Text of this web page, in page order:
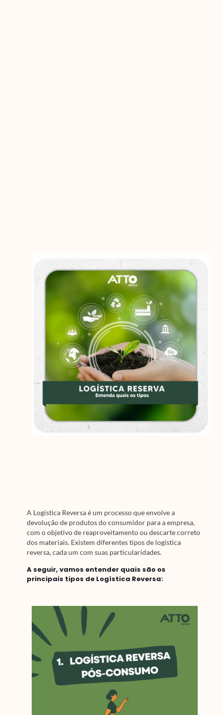
A Logística Reversa é um processo que envolve a
devolução de produtos do consumidor para a empresa,
com o objetivo de reaproveitamento ou descarte correto
dos materiais. Existem diferentes tipos de logística
reversa, cada um com suas particularidades.
A seguir, vamos entender quais são os
principais tipos de Logística Reversa: